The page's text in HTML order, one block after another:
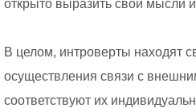
открыто выразить свои мысли
В целом, интроверты находят
осуществления связи с
соответствуют их